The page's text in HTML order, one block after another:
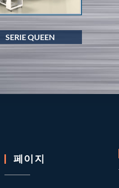
SERIE QUEEN
페이지